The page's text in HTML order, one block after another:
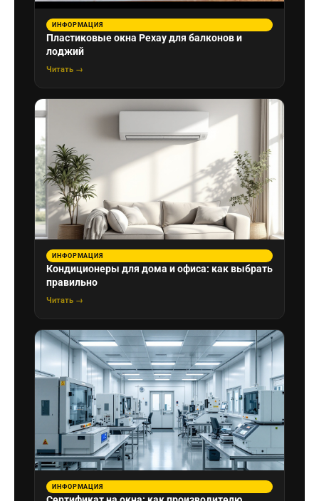
ИНФОРМАЦИЯ
Пластиковые окна Рехау для балконов и
лоджий
Читать →
ИНФОРМАЦИЯ
Кондиционеры для дома и офиса: как выбрать
правильно
Читать →
ИНФОРМАЦИЯ